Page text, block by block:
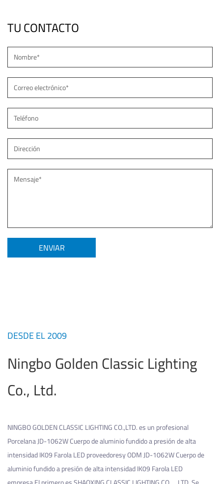
TU CONTACTO
DESDE EL 2009
Ningbo Golden Classic Lighting
Co., Ltd.
NINGBO GOLDEN CLASSIC LIGHTING CO.,LTD. es un profesional
Porcelana JD-1062W Cuerpo de aluminio fundido a presión de alta
intensidad IK09 Farola LED proveedoresyODM JD-1062W Cuerpo de
aluminio fundido a presión de alta intensidad IK09 Farola LED